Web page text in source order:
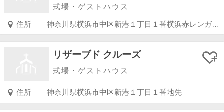
式場・ゲストハウス
住所 神奈川県横浜市中区新港１丁目１番横浜赤レンガ倉庫１号館２階
リザーブド クルーズ
式場・ゲストハウス
住所 神奈川県横浜市中区新港１丁目１番地先